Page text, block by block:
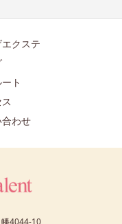
エクステ
ト
わせ
4044-10